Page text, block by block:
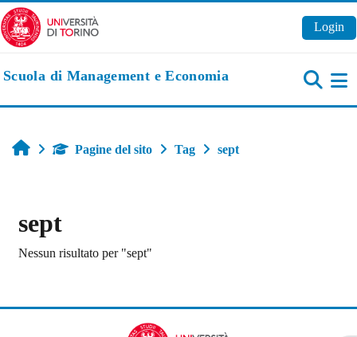
Vai al contenuto principale
Login
Scuola di Management e Economia
HomePagine del sito Tag sept
sept
Nessun risultato per "sept"